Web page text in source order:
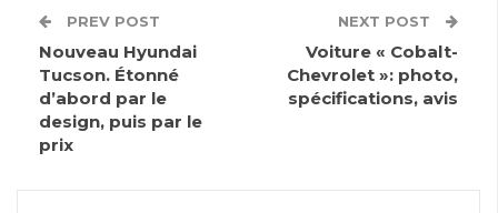
PREV POST
Nouveau Hyundai
Tucson. Étonné
d’abord par le
design, puis par le
prix
NEXT POST
Voiture « Cobalt-
Chevrolet »: photo,
spécifications, avis